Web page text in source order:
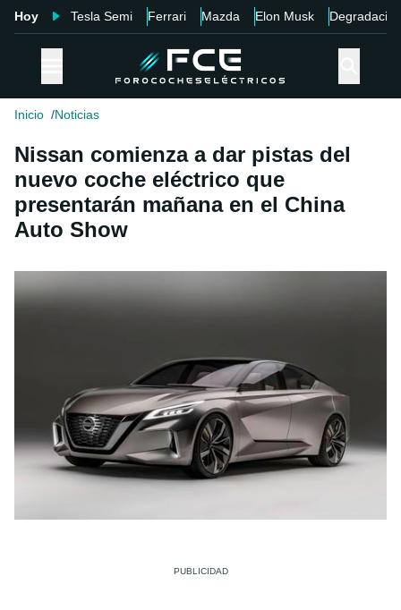
Hoy Tesla Semi Ferrari Mazda Elon Musk Degradación
Inicio Noticias
Nissan comienza a dar pistas del
nuevo coche eléctrico que
presentarán mañana en el China
Auto Show